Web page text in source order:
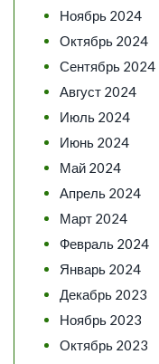
Ноябрь 2024
Октябрь 2024
Сентябрь 2024
Август 2024
Июль 2024
Июнь 2024
Май 2024
Апрель 2024
Март 2024
Февраль 2024
Январь 2024
Декабрь 2023
Ноябрь 2023
Октябрь 2023